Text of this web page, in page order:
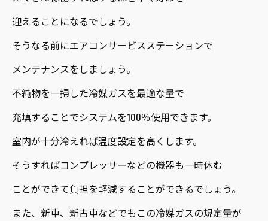
迎えることになるでしょう。
そうなる前にエアコンサービスステーションで
メンテナンスをしましょう。
不純物を一掃した冷媒ガスを最適な量で
充填することでシステムを100％使用できます。
室内が十分冷えれば温度設定を高くします。
そうすればコンプレッサーなどの機器も一時休む
ことができて負担を軽減することができるでしょう。
また、新車、新古車などでもこの冷媒ガスの規定量が